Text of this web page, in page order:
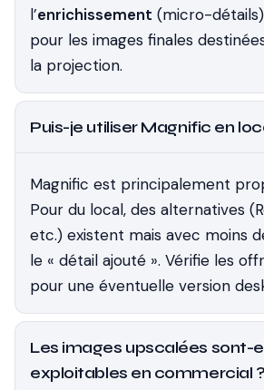
l’enrichissement (micro-
pour les images finales
la projection.
Puis-je utiliser Magnific en
Magnific est principalement
Pour du local, des alternatives
etc.) existent mais avec moins
le « détail ajouté ». Vérifie les
pour une éventuelle version
Les images upscalées sont-
exploitables en commercial ?